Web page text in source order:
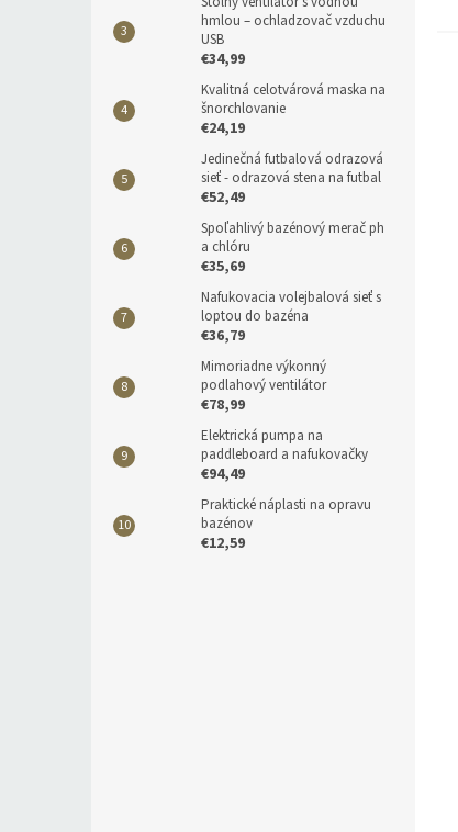
hmlou – ochladzovač vzduchu
USB
€34,99
Kvalitná celotvárová maska na
šnorchlovanie
€24,19
Jedinečná futbalová odrazová
sieť - odrazová stena na futbal
€52,49
Spoľahlivý bazénový merač ph
a chlóru
€35,69
Nafukovacia volejbalová sieť s
loptou do bazéna
€36,79
Mimoriadne výkonný
podlahový ventilátor
€78,99
Elektrická pumpa na
paddleboard a nafukovačky
€94,49
Praktické náplasti na opravu
bazénov
€12,59